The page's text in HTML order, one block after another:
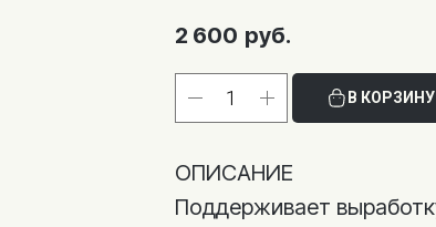
2 600 руб.
В КОРЗИНУ
ОПИСАНИЕ
Поддерживает